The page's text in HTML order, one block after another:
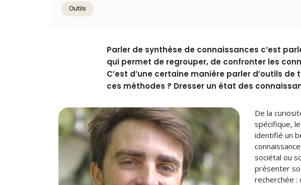
Outils
Parler de synthèse de connaissances c’est
qui permet de regrouper, de confronter les
C’est d’une certaine manière parler d’outils
ces méthodes ? Dresser un état des
De la
spécifique,
identifié un
sociétal ou
présenter
recherchée :